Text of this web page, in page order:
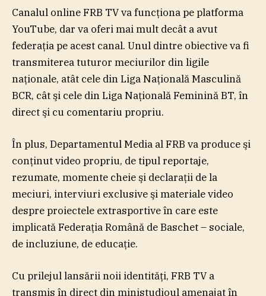
Canalul online FRB TV va funcţiona pe platforma
YouTube, dar va oferi mai mult decât a avut
federaţia pe acest canal. Unul dintre obiective va fi
transmiterea tuturor meciurilor din ligile
naţionale, atât cele din Liga Naţională Masculină
BCR, cât şi cele din Liga Naţională Feminină BT, în
direct şi cu comentariu propriu.
În plus, Departamentul Media al FRB va produce şi
conţinut video propriu, de tipul reportaje,
rezumate, momente cheie şi declaraţii de la
meciuri, interviuri exclusive şi materiale video
despre proiectele extrasportive în care este
implicată Federaţia Română de Baschet – sociale,
de incluziune, de educaţie.
Cu prilejul lansării noii identităţi, FRB TV a
transmis în direct din ministudioul amenajat în